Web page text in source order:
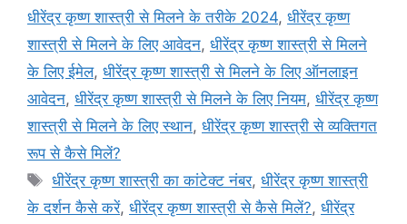
धीरेंद्र कृष्ण शास्त्री से मिलने के तरीके 2024, धीरेंद्र कृष्ण
शास्त्री से मिलने के लिए आवेदन, धीरेंद्र कृष्ण शास्त्री से मिलने
के लिए ईमेल, धीरेंद्र कृष्ण शास्त्री से मिलने के लिए ऑनलाइन
आवेदन, धीरेंद्र कृष्ण शास्त्री से मिलने के लिए नियम, धीरेंद्र कृष्ण
शास्त्री से मिलने के लिए स्थान, धीरेंद्र कृष्ण शास्त्री से व्यक्तिगत
रूप से कैसे मिलें?
Tags
धीरेंद्र कृष्ण शास्त्री का कांटेक्ट नंबर,धीरेंद्र कृष्ण शास्त्री
के दर्शन कैसे करें, धीरेंद्र कृष्ण शास्त्री से कैसे मिलें?, धीरेंद्र